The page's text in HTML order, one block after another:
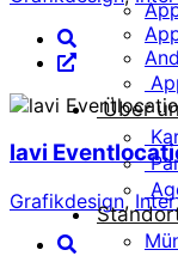
Über
lavi
Grafikdesign,